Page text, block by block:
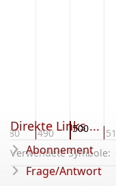
480 490 500
Verwendete Symbole:
Direkte Links ...
Abonnement
Frage/Antwort